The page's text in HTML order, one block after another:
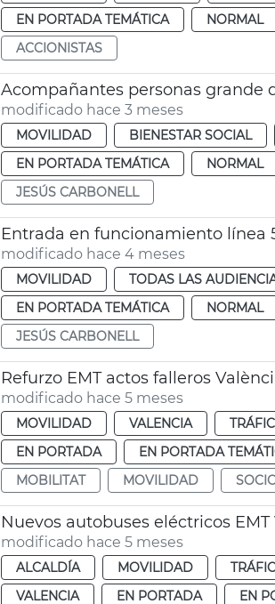
EN PORTADA TEMÁTICA
NORMAL
ACCIONISTAS
Acompañantes personas grande
modificado hace 3 meses
MOVILIDAD BIENESTAR SOCIAL
EN PORTADA TEMÁTICA
NORMAL
JESÚS CARBONELL
Entrada en funcionamiento línea
modificado hace 4 meses
MOVILIDAD TODAS LAS
EN PORTADA TEMÁTICA
NORMAL
JESÚS CARBONELL
Refurzo EMT actos falleros
modificado hace 5 meses
MOVILIDAD VALENCIA
EN PORTADA
EN PORTADA
MOBILITAT
MOVILIDAD
Nuevos autobuses eléctricos
modificado hace 5 meses
ALCALDÍA MOVILIDAD
VALENCIA
EN PORTADA EN